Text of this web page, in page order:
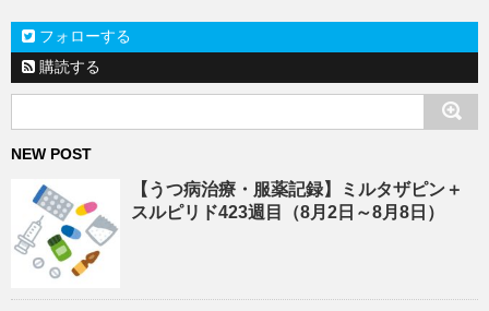
フォローする
購読する
NEW POST
【うつ病治療・服薬記録】ミルタザピン＋
スルピリド423週目（8月2日～8月8日）